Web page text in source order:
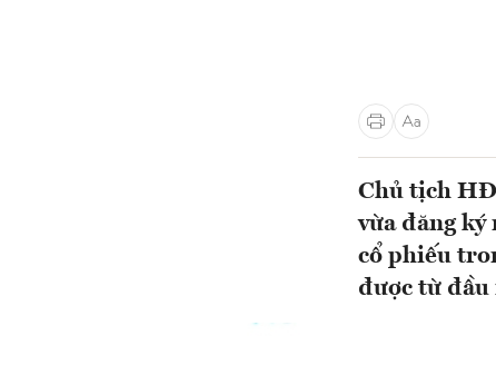
Chủ tịch
vừa đăng ký
cổ phiếu
được từ đầu